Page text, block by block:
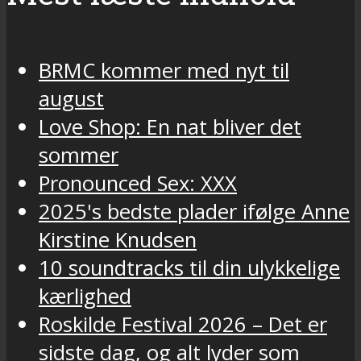
BRMC kommer med nyt til
august
Love Shop: En nat bliver det
sommer
Pronounced Sex: XXX
2025's bedste plader ifølge Anne
Kirstine Knudsen
10 soundtracks til din ulykkelige
kærlighed
Roskilde Festival 2026 – Det er
sidste dag, og alt lyder som